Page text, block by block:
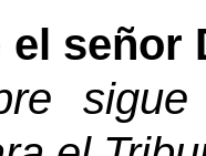
el señor